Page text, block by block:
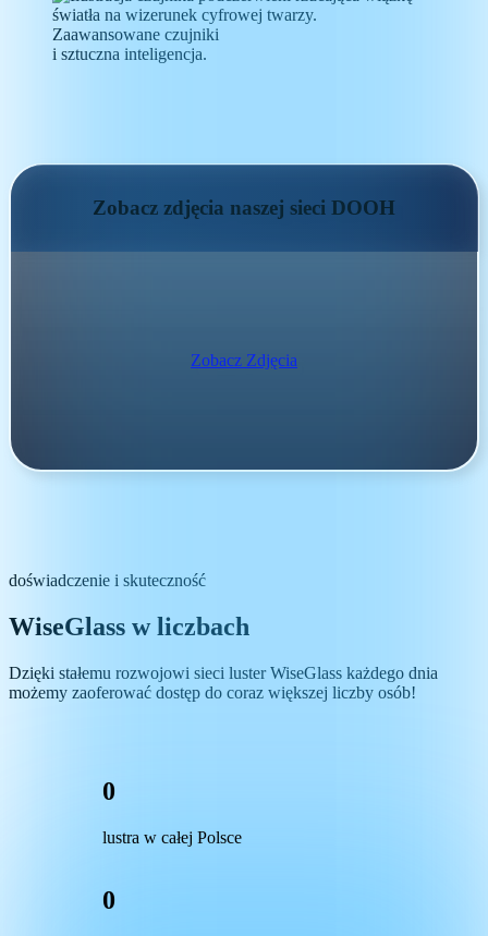
Zaawansowane czujniki
i sztuczna inteligencja.
Zobacz zdjęcia naszej sieci DOOH
Zobacz Zdjęcia
doświadczenie i skuteczność
WiseGlass w liczbach
Dzięki stałemu rozwojowi sieci luster WiseGlass każdego dnia
możemy zaoferować dostęp do coraz większej liczby osób!
0
lustra w całej Polsce
0